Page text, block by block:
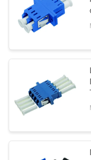
ΠΟΙΟΤΙΚΌΣ
ΈΛΕΓΧΟΣ
ΜΑΣ
ΕΛΆΤΕ
ΕΠΑΦΉ
ΖΗΤΉΣΤΕ